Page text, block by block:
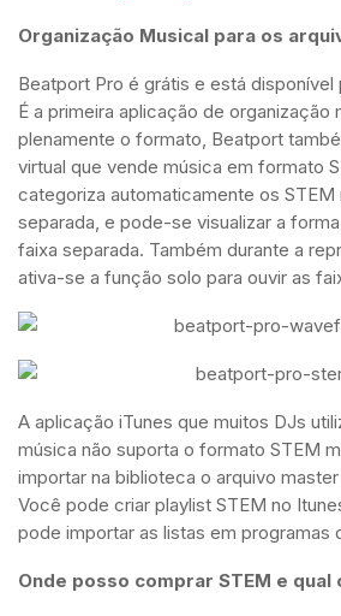
Organização Musical para os
Beatport Pro é grátis e está disponível
É a primeira aplicação de organização
plenamente o formato, Beatport
virtual que vende música em formato
categoriza automaticamente os STEM
separada, e pode-se visualizar a
faixa separada. Também durante a
ativa-se a função solo para ouvir as
A aplicação iTunes que muitos DJs
música não suporta o formato STEM
importar na biblioteca o arquivo
Você pode criar playlist STEM no
pode importar as listas em programas
Onde posso comprar STEM e qual